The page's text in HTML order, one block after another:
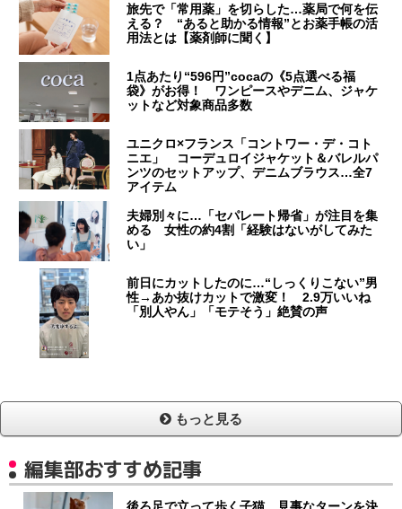
旅先で「常用薬」を切らした…薬局で何を伝
える？ “あると助かる情報”とお薬手帳の活
用法とは【薬剤師に聞く】
1点あたり“596円”cocaの《5点選べる福
袋》がお得！ ワンピースやデニム、ジャケ
ットなど対象商品多数
ユニクロ×フランス「コントワー・デ・コト
ニエ」 コーデュロイジャケット＆バレルパ
ンツのセットアップ、デニムブラウス…全7
アイテム
夫婦別々に…「セパレート帰省」が注目を集
める 女性の約4割「経験はないがしてみた
い」
前日にカットしたのに…“しっくりこない”男
性→あか抜けカットで激変！ 2.9万いいね
「別人やん」「モテそう」絶賛の声
もっと見る
編集部おすすめ記事